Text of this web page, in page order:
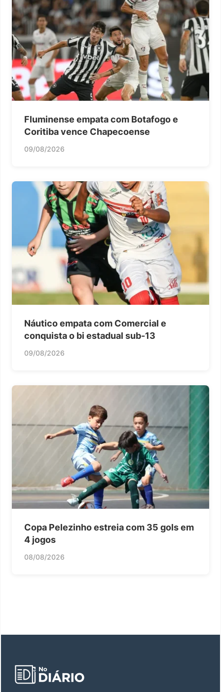
Fluminense empata com Botafogo e
Coritiba vence Chapecoense
09/08/2026
Náutico empata com Comercial e
conquista o bi estadual sub-13
09/08/2026
Copa Pelezinho estreia com 35 gols em
4 jogos
08/08/2026